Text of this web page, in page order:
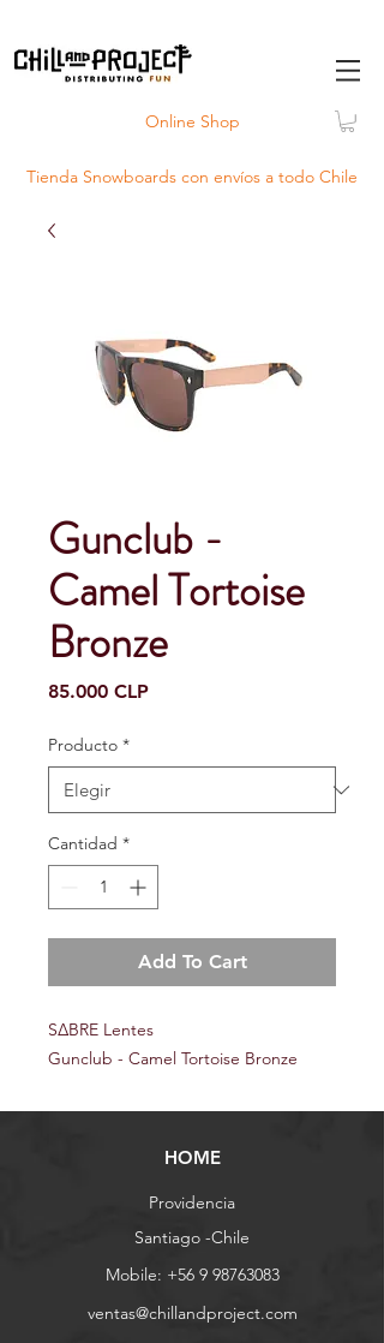
Online Shop
Tienda Snowboards con envíos a todo Chile
Gunclub -
Camel Tortoise
Bronze
85.000 CLPPrecio
Producto *
Cantidad *
Add To Cart
S∆BRE Lentes
Gunclub - Camel Tortoise Bronze
HOME
Providencia
Santiago -Chile
Mobile: +56 9 98763083
ventas@chillandproject.com